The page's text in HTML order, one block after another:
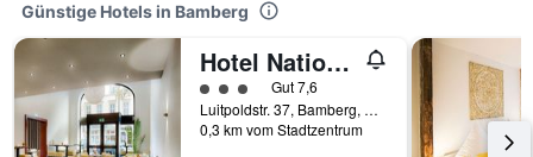
Günstige Hotels in Bamberg
Hotel National
Bewertungskategorie 3
Gut 7,6
Luitpoldstr. 37, Bamberg, Bayern, Deutschland
0,3 km vom Stadtzentrum